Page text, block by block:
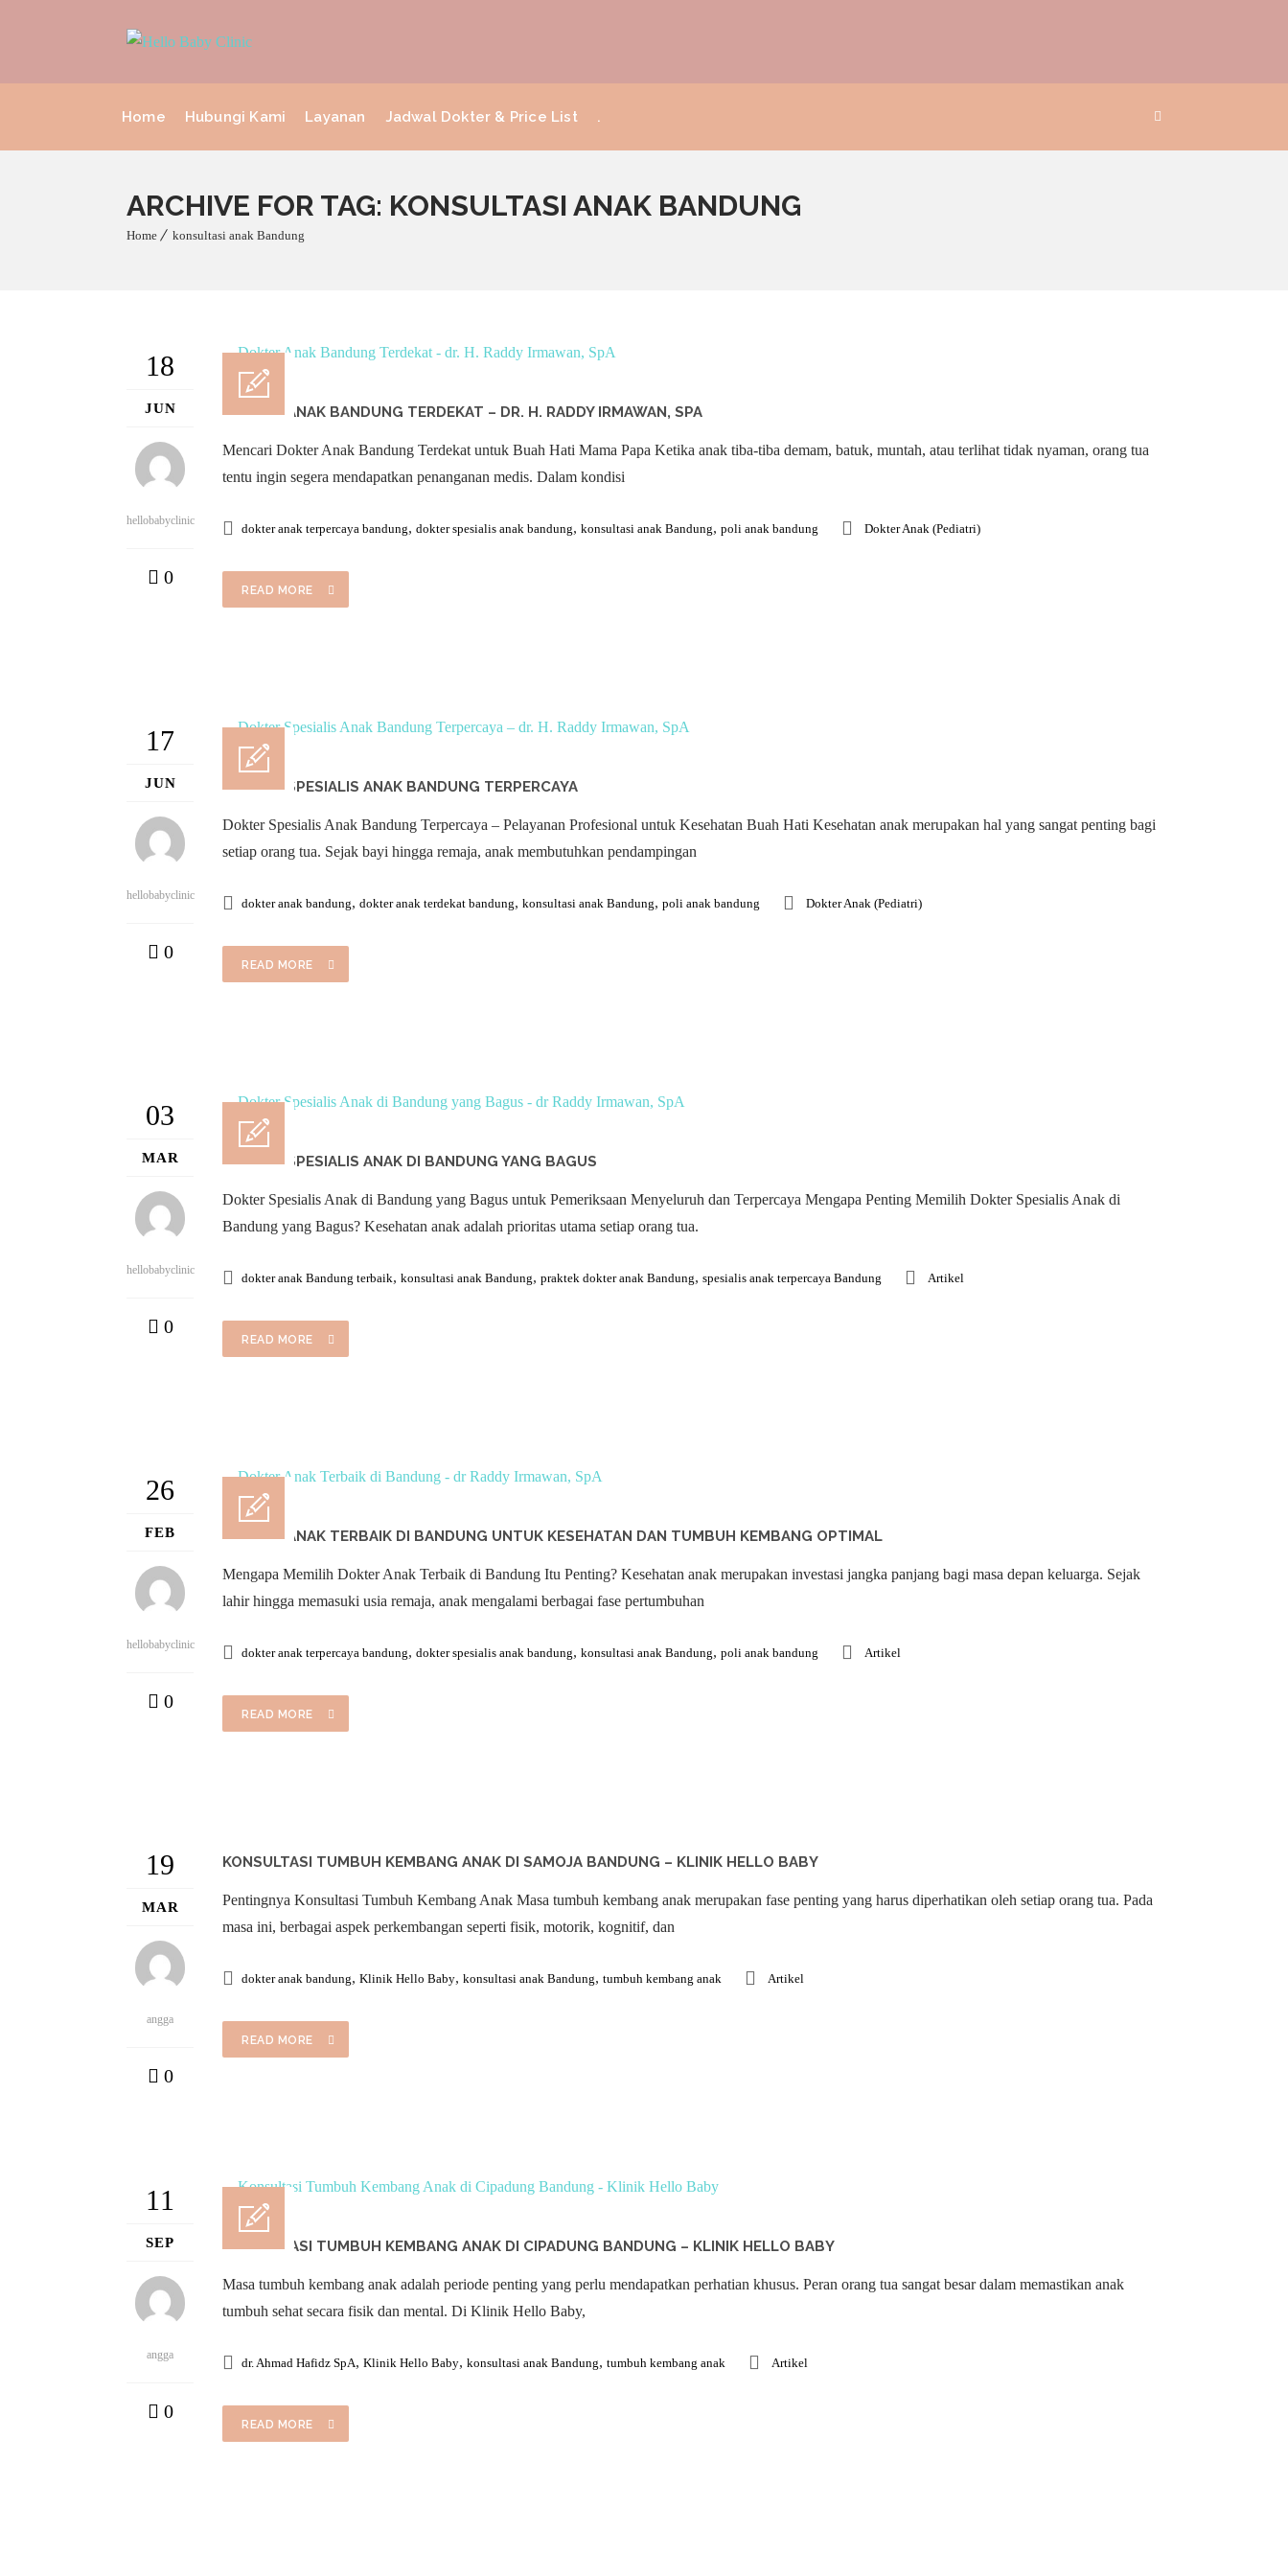
Home Hubungi Kami Layanan Jadwal Dokter & Price List .
ARCHIVE FOR TAG: KONSULTASI ANAK BANDUNG
Home konsultasi anak Bandung
18
JUN
hellobabyclinic
0
DOKTER ANAK BANDUNG TERDEKAT – DR. H. RADDY IRMAWAN, SPA
Mencari Dokter Anak Bandung Terdekat untuk Buah Hati Mama Papa Ketika anak tiba-tiba demam, batuk, muntah, atau terlihat tidak nyaman, orang tua
tentu ingin segera mendapatkan penanganan medis. Dalam kondisi
dokter anak terpercaya bandung, dokter spesialis anak bandung, konsultasi anak Bandung, poli anak bandung Dokter Anak (Pediatri)
READ MORE
17
JUN
hellobabyclinic
0
DOKTER SPESIALIS ANAK BANDUNG TERPERCAYA
Dokter Spesialis Anak Bandung Terpercaya – Pelayanan Profesional untuk Kesehatan Buah Hati Kesehatan anak merupakan hal yang sangat penting bagi
setiap orang tua. Sejak bayi hingga remaja, anak membutuhkan pendampingan
dokter anak bandung, dokter anak terdekat bandung, konsultasi anak Bandung, poli anak bandung Dokter Anak (Pediatri)
READ MORE
03
MAR
hellobabyclinic
0
DOKTER SPESIALIS ANAK DI BANDUNG YANG BAGUS
Dokter Spesialis Anak di Bandung yang Bagus untuk Pemeriksaan Menyeluruh dan Terpercaya Mengapa Penting Memilih Dokter Spesialis Anak di
Bandung yang Bagus? Kesehatan anak adalah prioritas utama setiap orang tua.
dokter anak Bandung terbaik, konsultasi anak Bandung, praktek dokter anak Bandung, spesialis anak terpercaya Bandung Artikel
READ MORE
26
FEB
hellobabyclinic
0
DOKTER ANAK TERBAIK DI BANDUNG UNTUK KESEHATAN DAN TUMBUH KEMBANG OPTIMAL
Mengapa Memilih Dokter Anak Terbaik di Bandung Itu Penting? Kesehatan anak merupakan investasi jangka panjang bagi masa depan keluarga. Sejak
lahir hingga memasuki usia remaja, anak mengalami berbagai fase pertumbuhan
dokter anak terpercaya bandung, dokter spesialis anak bandung, konsultasi anak Bandung, poli anak bandung Artikel
READ MORE
19
MAR
angga
0
KONSULTASI TUMBUH KEMBANG ANAK DI SAMOJA BANDUNG – KLINIK HELLO BABY
Pentingnya Konsultasi Tumbuh Kembang Anak Masa tumbuh kembang anak merupakan fase penting yang harus diperhatikan oleh setiap orang tua. Pada
masa ini, berbagai aspek perkembangan seperti fisik, motorik, kognitif, dan
dokter anak bandung, Klinik Hello Baby, konsultasi anak Bandung, tumbuh kembang anak Artikel
READ MORE
11
SEP
angga
0
KONSULTASI TUMBUH KEMBANG ANAK DI CIPADUNG BANDUNG – KLINIK HELLO BABY
Masa tumbuh kembang anak adalah periode penting yang perlu mendapatkan perhatian khusus. Peran orang tua sangat besar dalam memastikan anak
tumbuh sehat secara fisik dan mental. Di Klinik Hello Baby,
dr. Ahmad Hafidz SpA, Klinik Hello Baby, konsultasi anak Bandung, tumbuh kembang anak Artikel
READ MORE